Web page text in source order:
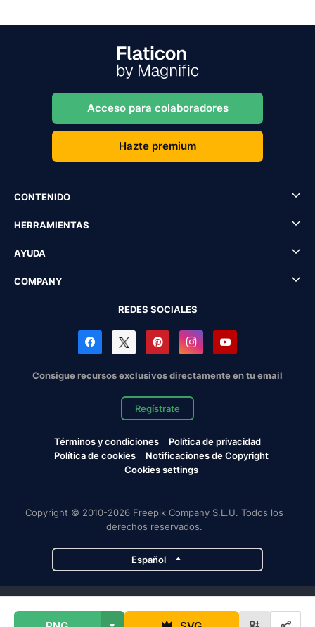
Acceso para colaboradores
Hazte premium
CONTENIDO
HERRAMIENTAS
AYUDA
COMPANY
REDES SOCIALES
Consigue recursos exclusivos directamente en tu email
Regístrate
Términos y condiciones
Política de privacidad
Política de cookies
Notificaciones de Copyright
Cookies settings
Copyright © 2010-2026 Freepik Company S.L.U. Todos los
derechos reservados.
Español